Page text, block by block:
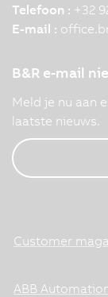
Telefoon : +32
E-mail :
B&R e-mail
Meld je nu aan
laatste nieuws.
Customer
ABB